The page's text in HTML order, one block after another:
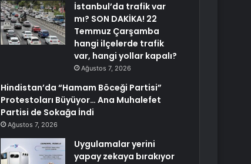
İstanbul’da trafik var
mı? SON DAKİKA! 22
Temmuz Çarşamba
hangi ilçelerde trafik
var, hangi yollar kapalı?
Ağustos 7, 2026
Hindistan’da “Hamam Böceği Partisi”
Protestoları Büyüyor… Ana Muhalefet
Partisi de Sokağa İndi
Ağustos 7, 2026
Uygulamalar yerini
yapay zekaya bırakıyor